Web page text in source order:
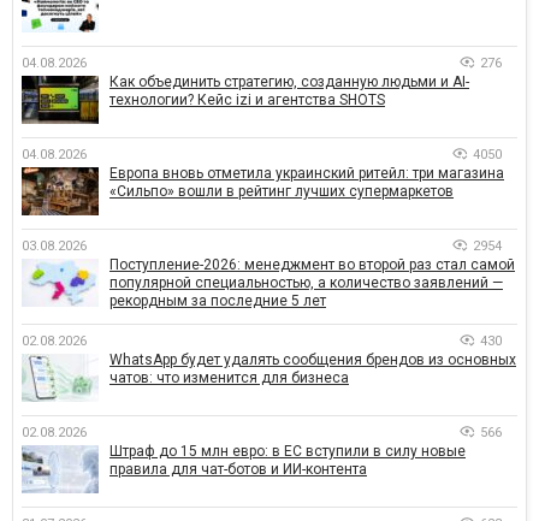
04.08.2026 276
Как объединить стратегию, созданную людьми и AI-
технологии? Кейс izi и агентства SHOTS
04.08.2026 4050
Европа вновь отметила украинский ритейл: три магазина
«Сильпо» вошли в рейтинг лучших супермаркетов
03.08.2026 2954
Поступление-2026: менеджмент во второй раз стал самой
популярной специальностью, а количество заявлений —
рекордным за последние 5 лет
02.08.2026 430
WhatsApp будет удалять сообщения брендов из основных
чатов: что изменится для бизнеса
02.08.2026 566
Штраф до 15 млн евро: в ЕС вступили в силу новые
правила для чат-ботов и ИИ-контента